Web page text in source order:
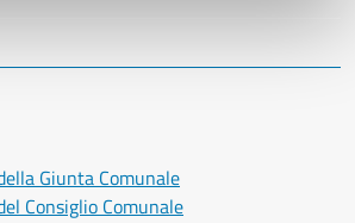
Giunta Comunale
Consiglio Comunale